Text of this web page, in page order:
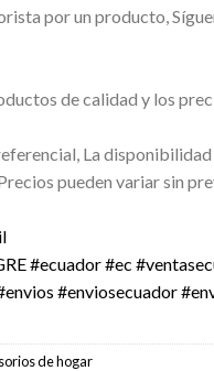
por un producto,
de calidad y los
La disponibilidad
pueden variar sin
#ecuador#ec
#enviosecuador
de hogar